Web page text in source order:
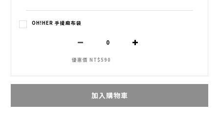
OH!HER 手提麻布袋
優惠價 NT$590
加入購物車